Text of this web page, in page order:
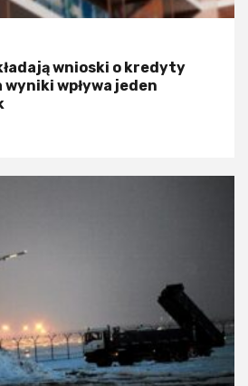
wnioski o kredyty
wyniki wpływa jeden